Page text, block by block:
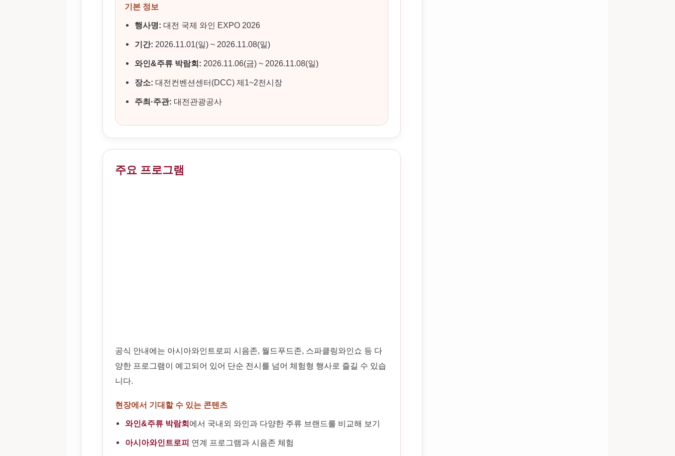
기본 정보
행사명: 대전 국제 와인 EXPO 2026
기간: 2026.11.01(일) ~ 2026.11.08(일)
와인&주류 박람회: 2026.11.06(금) ~ 2026.11.08(일)
장소: 대전컨벤션센터(DCC) 제1~2전시장
주최·주관: 대전관광공사
주요 프로그램
공식 안내에는 아시아와인트로피 시음존, 월드푸드존, 스파클링와인쇼 등 다
양한 프로그램이 예고되어 있어 단순 전시를 넘어 체험형 행사로 즐길 수 있습
니다.
현장에서 기대할 수 있는 콘텐츠
와인&주류 박람회에서 국내외 와인과 다양한 주류 브랜드를 비교해 보기
아시아와인트로피 연계 프로그램과 시음존 체험